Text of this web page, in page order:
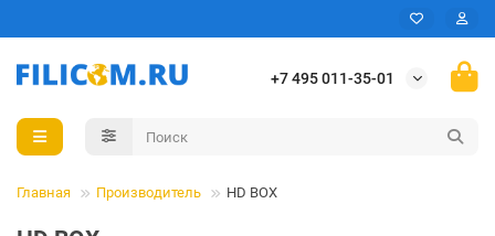
+7 495 011-35-01
Главная Производитель HD BOX